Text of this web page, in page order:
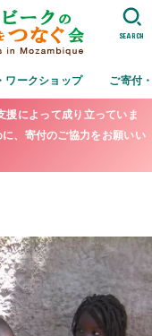
ワークショップ ご寄付
SEARCH
援によって成り立っていま
、寄付のご協力をお願いい